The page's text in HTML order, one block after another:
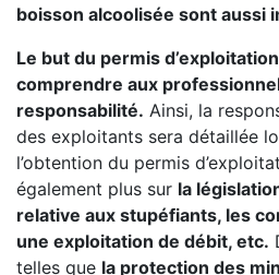
boisson alcoolisée sont aussi
Le but du permis
comprendre aux
responsabilité. Ainsi, la
des exploitants sera détaillée
l’obtention du permis
également plus sur la
relative aux stupéfiants, les
une exploitation de débit, etc.
telles que la protection des